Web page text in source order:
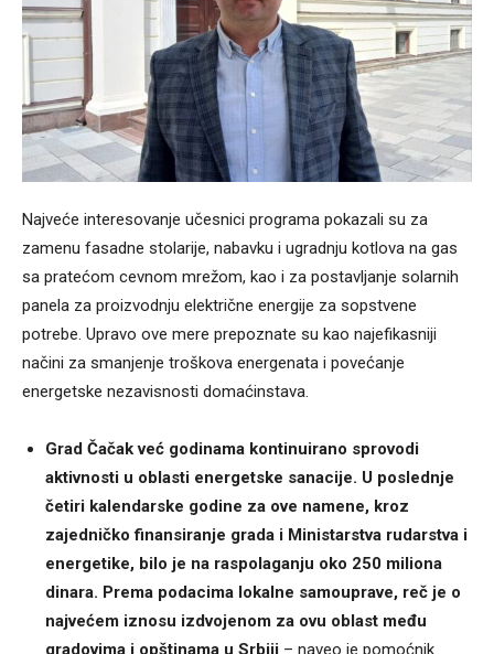
Najveće interesovanje učesnici programa pokazali su za
zamenu fasadne stolarije, nabavku i ugradnju kotlova na gas
sa pratećom cevnom mrežom, kao i za postavljanje solarnih
panela za proizvodnju električne energije za sopstvene
potrebe. Upravo ove mere prepoznate su kao najefikasniji
načini za smanjenje troškova energenata i povećanje
energetske nezavisnosti domaćinstava.
Grad Čačak već godinama kontinuirano sprovodi
aktivnosti u oblasti energetske sanacije. U poslednje
četiri kalendarske godine za ove namene, kroz
zajedničko finansiranje grada i Ministarstva rudarstva i
energetike, bilo je na raspolaganju oko 250 miliona
dinara. Prema podacima lokalne samouprave, reč je o
najvećem iznosu izdvojenom za ovu oblast među
gradovima i opštinama u Srbiji – naveo je pomoćnik